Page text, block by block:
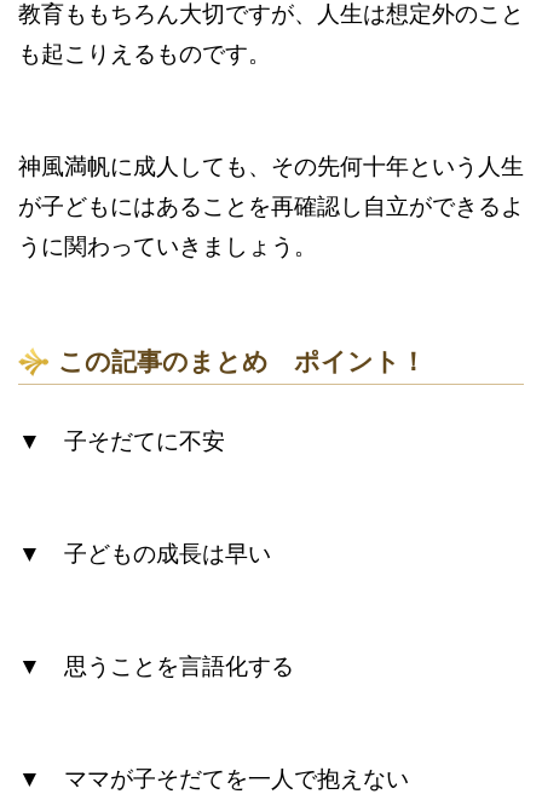
教育ももちろん大切ですが、人生は想定外のこと
も起こりえるものです。
神風満帆に成人しても、その先何十年という人生
が子どもにはあることを再確認し自立ができるよ
うに関わっていきましょう。
この記事のまとめ ポイント！
▼ 子そだてに不安
▼ 子どもの成長は早い
▼ 思うことを言語化する
▼ ママが子そだてを一人で抱えない